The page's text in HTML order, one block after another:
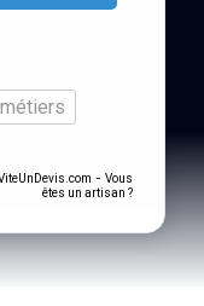
- Vous
êtes un artisan ?